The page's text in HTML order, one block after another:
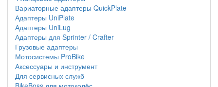
Вариаторные адаптеры QuickPlate
Адаптеры UniPlate
Адаптеры UniLug
Адаптеры для Sprinter / Crafter
Грузовые адаптеры
Мотосистемы ProBike
Аксессуары и инструмент
Для сервисных служб